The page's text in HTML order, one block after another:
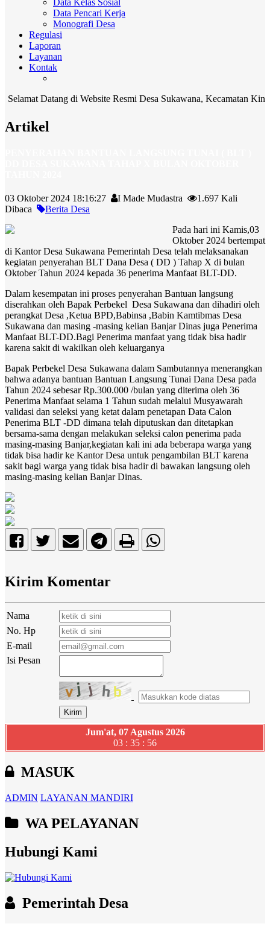
Data Kelas Sosial
Data Pencari Kerja
Monografi Desa
Regulasi
Laporan
Layanan
Kontak
Datang di Website Resmi Desa Sukawana, Kecamatan
Artikel
03 Oktober 2024 18:16:27 I Made Mudastra
1.697 Kali
Dibaca
Berita Desa
Pada hari ini Kamis,03
Oktober 2024 bertempat
di Kantor Desa Sukawana Pemerintah Desa telah melaksanakan
kegiatan penyerahan BLT Dana Desa ( DD ) Tahap X di bulan
Oktober Tahun 2024 kepada 36 penerima Manfaat BLT-DD.
Dalam kesempatan ini proses penyerahan Bantuan langsung
diserahkan oleh Bapak Perbekel Desa Sukawana dan dihadiri oleh
perangkat Desa ,Ketua BPD,Babinsa ,Babin Kamtibmas Desa
Sukawana dan masing -masing kelian Banjar Dinas juga Penerima
Manfaat BLT-DD.Bagi Penerima manfaat yang tidak bisa hadir
karena sakit di wakilkan oleh keluarganya
Bapak Perbekel Desa Sukawana dalam Sambutannya menerangkan
bahwa adanya bantuan Bantuan Langsung Tunai Dana Desa pada
Tahun 2024 sebesar Rp.300.000 /bulan yang diterima oleh 36
Penerima Manfaat selama 1 Tahun sudah melalui Musyawarah
validasi dan seleksi yang ketat dalam penetapan Data Calon
Penerima BLT -DD dimana telah diputuskan dan ditetapkan
bersama-sama dengan melakukan seleksi calon penerima pada
masing-masing Banjar,kegiatan kali ini ada beberapa warga yang
tidak bisa hadir ke Kantor Desa untuk pengambilan BLT karena
sakit bagi warga yang tidak bisa hadir di bawakan langsung oleh
masing-masing kelian Banjar Dinas.
Kirim Komentar
Nama
No. Hp
E-mail
Isi Pesan
Jum'at, 07 Agustus 2026
03 : 35 : 56
MASUK
ADMIN LAYANAN MANDIRI
WA PELAYANAN
Hubungi Kami
Pemerintah Desa